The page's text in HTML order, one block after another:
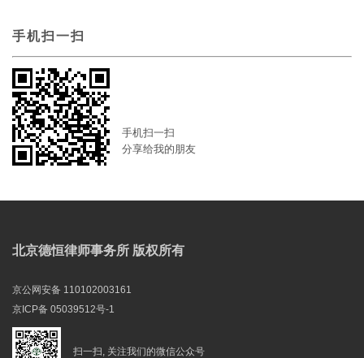
手机扫一扫
手机扫一扫
分享给我的朋友
北京德恒律师事务所 版权所有
京公网安备 110102003161
京ICP备 05039512号-1
扫一扫, 关注我们的微信公众号